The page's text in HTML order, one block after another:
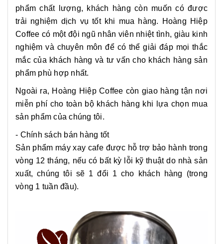
phẩm chất lượng, khách hàng còn muốn có được
trải nghiệm dịch vụ tốt khi mua hàng. Hoàng Hiệp
Coffee có một đội ngũ nhân viên nhiệt tình, giàu kinh
nghiệm và chuyên môn để có thể giải đáp mọi thắc
mắc của khách hàng và tư vấn cho khách hàng sản
phẩm phù hợp nhất.
Ngoài ra, Hoàng Hiệp Coffee còn giao hàng tận nơi
miễn phí cho toàn bộ khách hàng khi lựa chọn mua
sản phẩm của chúng tôi.
- Chính sách bán hàng tốt
Sản phẩm máy xay cafe được hỗ trợ bảo hành trong
vòng 12 tháng, nếu có bất kỳ lỗi kỹ thuật do nhà sản
xuất, chúng tôi sẽ 1 đổi 1 cho khách hàng (trong
vòng 1 tuần đầu).